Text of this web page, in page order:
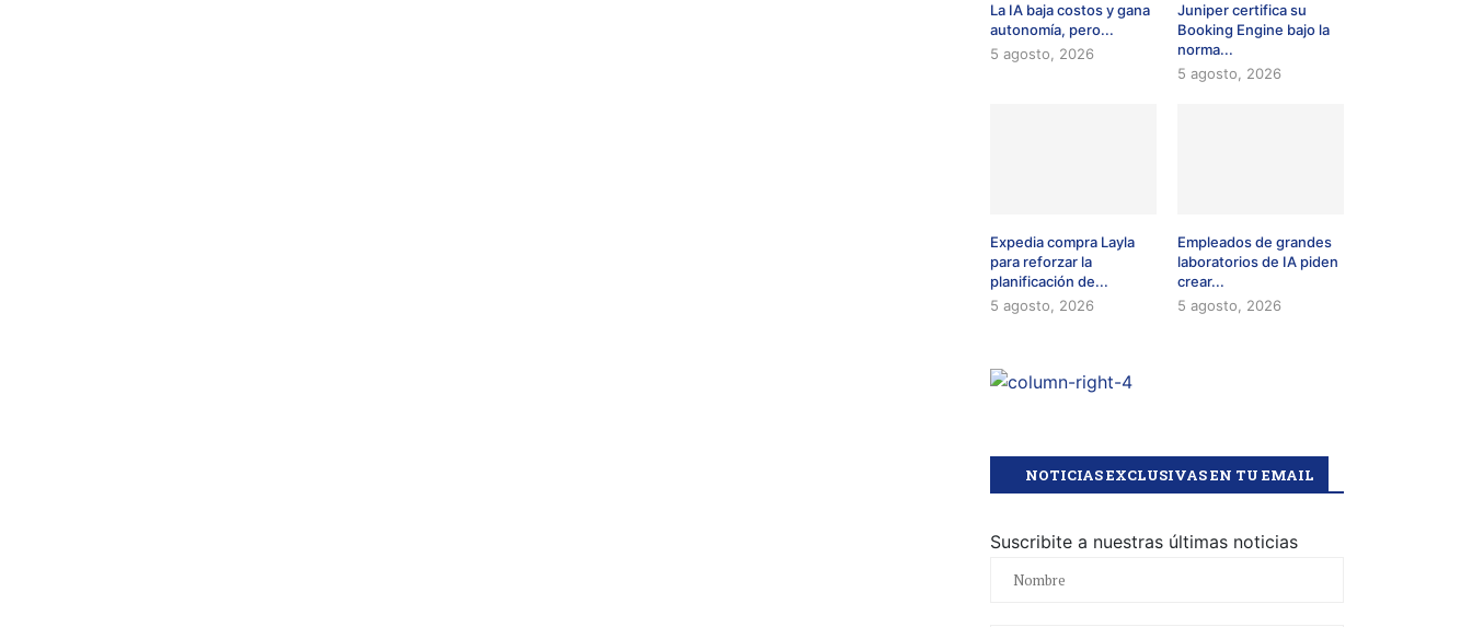
La IA baja costos y gana
autonomía, pero...
5 agosto, 2026
Juniper certifica su
Booking Engine bajo la
norma...
5 agosto, 2026
Expedia compra Layla
para reforzar la
planificación de...
5 agosto, 2026
Empleados de grandes
laboratorios de IA piden
crear...
5 agosto, 2026
NOTICIAS EXCLUSIVAS EN TU EMAIL
Suscribite a nuestras últimas noticias